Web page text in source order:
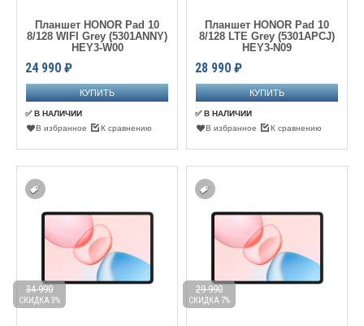
Планшет HONOR Pad 10
8/128 WIFI Grey (5301ANNY)
HEY3-W00
24 990 ₽
✅ В НАЛИЧИИ
В избранное
К сравнению
Планшет HONOR Pad 10
8/128 LTE Grey (5301APCJ)
HEY3-N09
28 990 ₽
✅ В НАЛИЧИИ
В избранное
К сравнению
34 990
СКИДКА 3%
29 990
СКИДКА 7%